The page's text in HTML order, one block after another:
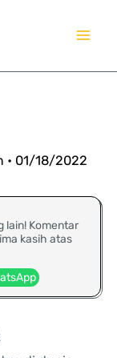
• 01/18/2022
lain! Komentar
kasih atas